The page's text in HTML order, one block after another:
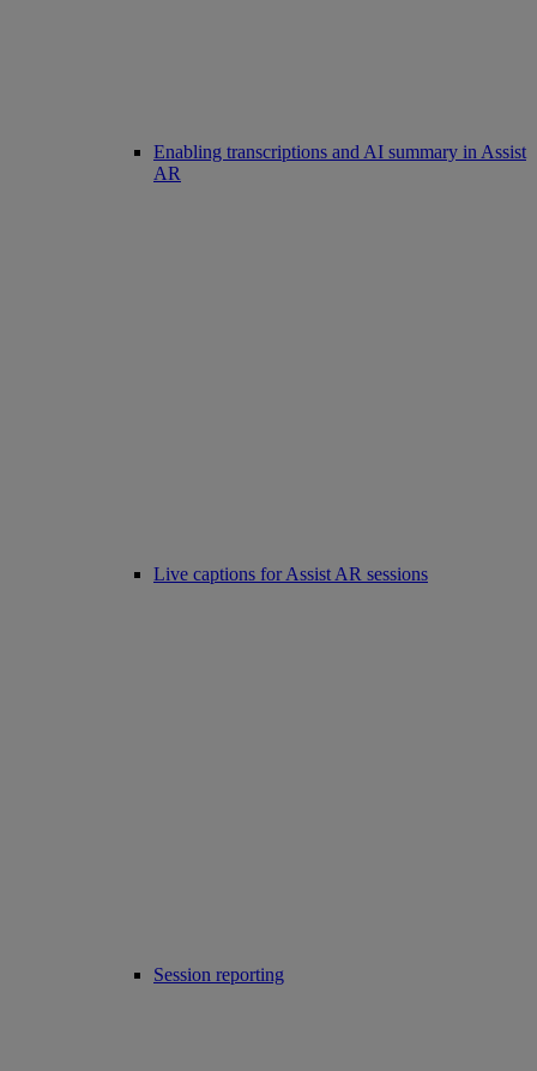
Enabling transcriptions and AI summary in Assist
AR
Live captions for Assist AR sessions
Session reporting